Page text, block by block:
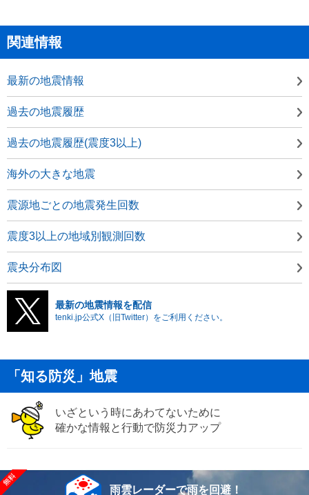
関連情報
最新の地震情報
過去の地震履歴
過去の地震履歴(震度3以上)
海外の大きな地震
震源地ごとの地震発生回数
震度3以上の地域別観測回数
震央分布図
最新の地震情報を配信
tenki.jp公式X（旧Twitter）をご利用ください。
「知る防災」地震
いざという時にあわてないために
確かな情報と行動で防災力アップ
雨雲レーダーで雨を回避！